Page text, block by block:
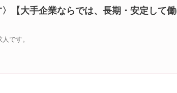
【大手企業ならでは、長期・安定して働
です。